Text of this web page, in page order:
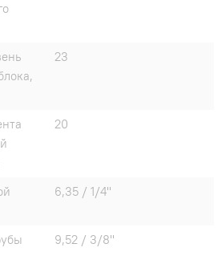
23
20
6,35 / 1/4"
9,52 / 3/8"